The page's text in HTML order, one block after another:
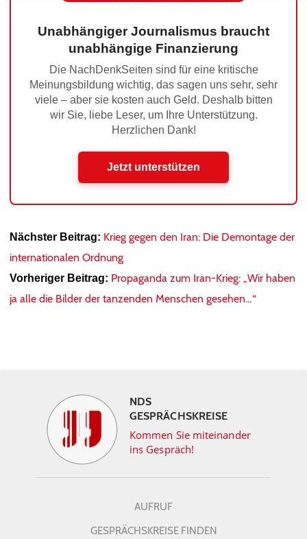
Unabhängiger Journalismus braucht
unabhängige Finanzierung
Die NachDenkSeiten sind für eine kritische
Meinungsbildung wichtig, das sagen uns sehr, sehr
viele – aber sie kosten auch Geld. Deshalb bitten
wir Sie, liebe Leser, um Ihre Unterstützung.
Herzlichen Dank!
Jetzt unterstützen
Nächster Beitrag: Krieg gegen den Iran: Die Demontage der
internationalen Ordnung
Vorheriger Beitrag: Propaganda zum Iran-Krieg: „Wir haben
ja alle die Bilder der tanzenden Menschen gesehen…“
NDS
GESPRÄCHSKREISE
Kommen Sie miteinander
ins Gespräch!
AUFRUF
GESPRÄCHSKREISE FINDEN